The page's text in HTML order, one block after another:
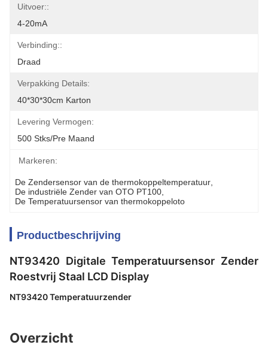
Uitvoer::
4-20mA
Verbinding::
Draad
Verpakking Details:
40*30*30cm Karton
Levering Vermogen:
500 Stks/pre Maand
Markeren:
De Zendersensor van de thermokoppeltemperatuur
De industriële Zender van OTO PT100
De Temperatuursensor van thermokoppeloto
Productbeschrijving
NT93420 Digitale Temperatuursensor Zender
Roestvrij Staal LCD Display
NT93420 Temperatuurzender
Overzicht